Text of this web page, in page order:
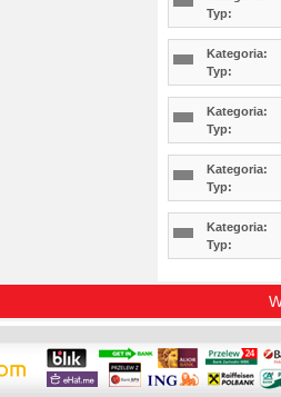
Typ:
Kategoria:
Typ:
Kategoria:
Typ:
Kategoria:
Typ:
Kategoria:
Typ: